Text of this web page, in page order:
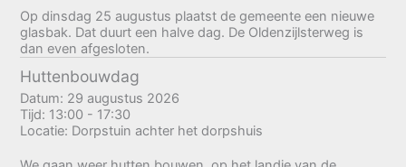
Op dinsdag 25 augustus plaatst de gemeente een nieuwe
glasbak. Dat duurt een halve dag. De Oldenzijlsterweg is
dan even afgesloten.
Huttenbouwdag
Datum: 29 augustus 2026
Tijd: 13:00 - 17:30
Locatie: Dorpstuin achter het dorpshuis